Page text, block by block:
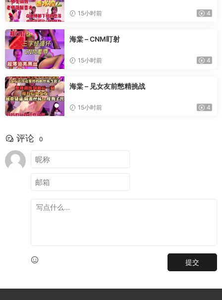
15小时前 4
海棠 – CNM盯射
15小时前 4
海棠 – 见女友前憋精挑战
15小时前 4
评论 0
提交